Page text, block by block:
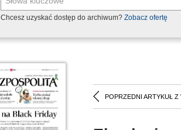
Chcesz uzyskać dostęp do archiwum? Zobacz ofertę
POPRZEDNI ARTYKUŁ Z